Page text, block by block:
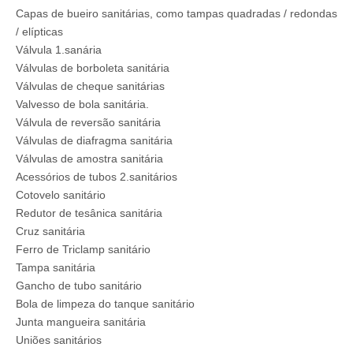
Capas de bueiro sanitárias, como tampas quadradas / redondas
/ elípticas
Válvula 1.sanária
Válvulas de borboleta sanitária
Válvulas de cheque sanitárias
Valvesso de bola sanitária.
Válvula de reversão sanitária
Válvulas de diafragma sanitária
Válvulas de amostra sanitária
Acessórios de tubos 2.sanitários
Cotovelo sanitário
Redutor de tesânica sanitária
Cruz sanitária
Ferro de Triclamp sanitário
Tampa sanitária
Gancho de tubo sanitário
Bola de limpeza do tanque sanitário
Junta mangueira sanitária
Uniões sanitários